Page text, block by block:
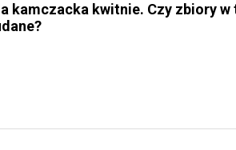
kamczacka kwitnie. Czy zbiory w